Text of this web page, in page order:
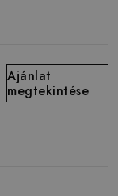
Ajánlat
megtekintése